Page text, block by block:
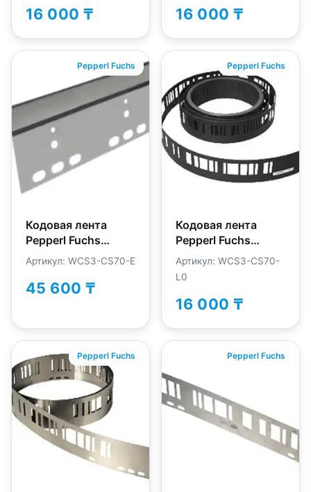
16 000 ₸ 16 000 ₸
Pepperl Fuchs
Кодовая лента
Pepperl Fuchs
WCS3-CS70-E
Артикул: WCS3-CS70-E
45 600 ₸
Pepperl Fuchs
Кодовая лента
Pepperl Fuchs
WCS3-CS70-L0
Артикул: WCS3-CS70-
L0
16 000 ₸
Pepperl Fuchs Pepperl Fuchs